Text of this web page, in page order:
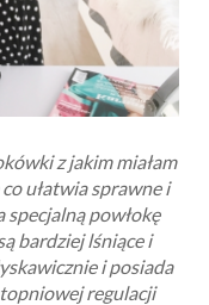
z jakim miałam
ułatwia sprawne i
powłokę
bardziej lśniące i
i posiada
regulacji